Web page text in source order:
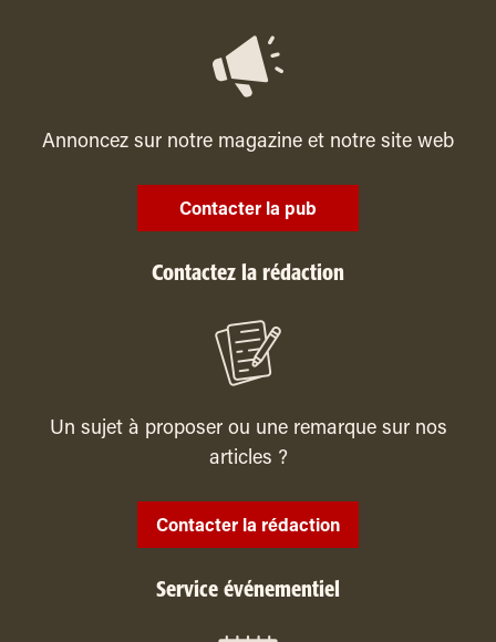
Annoncez sur notre magazine et notre site web
Contacter la pub
Contactez la rédaction
Un sujet à proposer ou une remarque sur nos
articles ?
Contacter la rédaction
Service événementiel